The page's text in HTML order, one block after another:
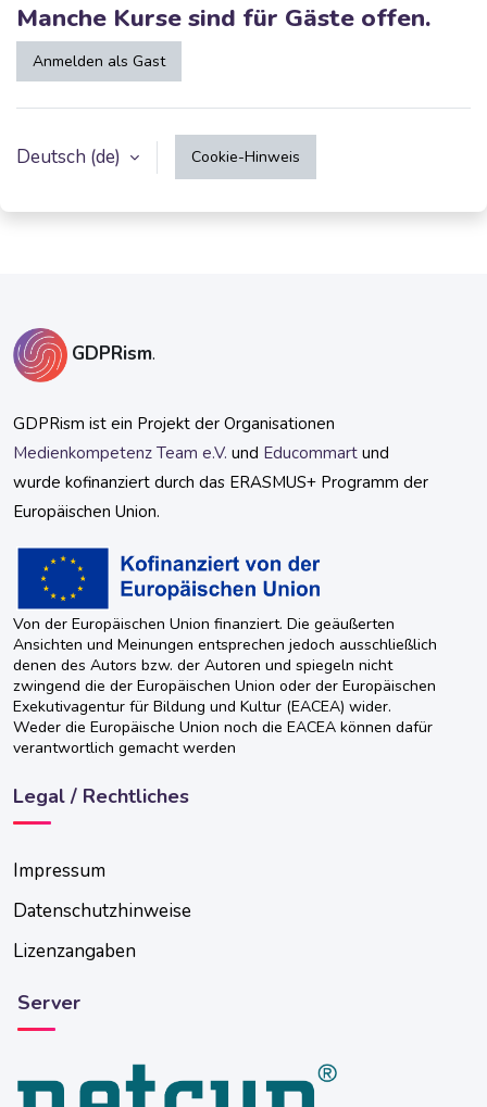
Manche Kurse sind für Gäste offen.
Anmelden als Gast
Deutsch ‎(de)‎ Cookie-Hinweis
GDPRism.
GDPRism ist ein Projekt der Organisationen
Medienkompetenz Team e.V. und Educommart und
wurde kofinanziert durch das ERASMUS+ Programm der
Europäischen Union.
Von der Europäischen Union finanziert. Die geäußerten
Ansichten und Meinungen entsprechen jedoch ausschließlich
denen des Autors bzw. der Autoren und spiegeln nicht
zwingend die der Europäischen Union oder der Europäischen
Exekutivagentur für Bildung und Kultur (EACEA) wider.
Weder die Europäische Union noch die EACEA können dafür
verantwortlich gemacht werden
Legal / Rechtliches
Impressum
Datenschutzhinweise
Lizenzangaben
Server